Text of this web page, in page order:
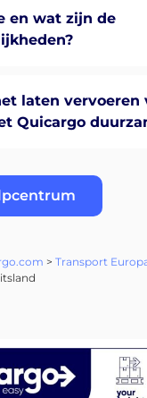
en wat zijn de
laten vervoeren
Quicargo
> Transport